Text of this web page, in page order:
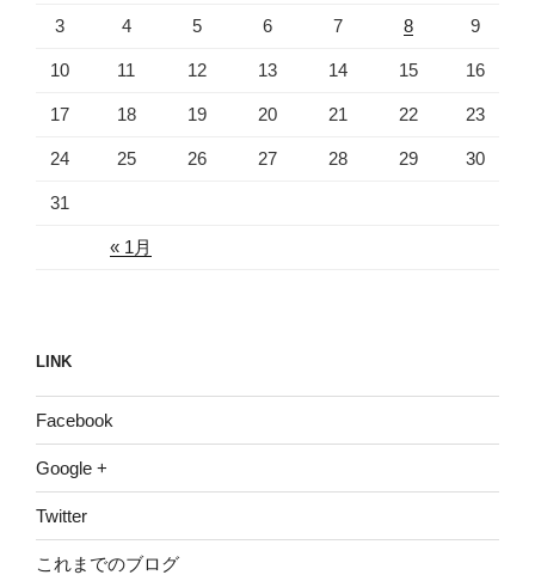
« 1月
3 4 5 6 7 8 9
10 11 12 13 14 15 16
17 18 19 20 21 22 23
24 25 26 27 28 29 30
31
LINK
Facebook
Google +
Twitter
これまでのブログ